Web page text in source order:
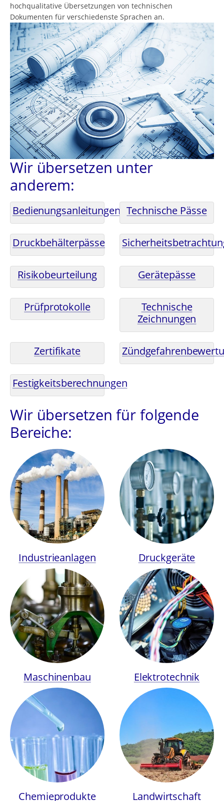
hochqualitative Übersetzungen von technischen
Dokumenten für verschiedenste Sprachen an.
Wir übersetzen unter
anderem:
Bedienungsanleitungen Technische Pässe
Druckbehälterpässe
Risikobeurteilung Gerätepässe
Prüfprotokolle
Technische
Zeichnungen
Zertifikate
Festigkeitsberechnungen
Wir übersetzen für folgende
Bereiche:
Industrieanlagen Druckgeräte
Maschinenbau Elektrotechnik
Chemieprodukte Landwirtschaft